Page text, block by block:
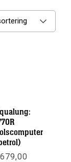
679,00